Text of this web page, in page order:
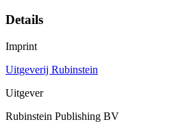
Details
Imprint
Uitgeverij Rubinstein
Uitgever
Rubinstein Publishing BV